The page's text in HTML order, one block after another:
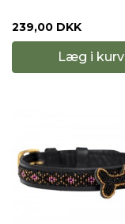
239,00 DKK
Læg i kurv